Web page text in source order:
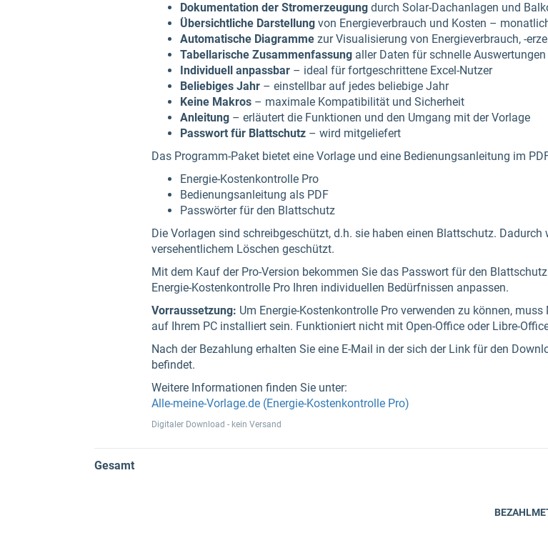
Dokumentation der Stromerzeugung durch Solar-Dachanlagen und
Übersichtliche Darstellung von Energieverbrauch und Kosten –
Automatische Diagramme zur Visualisierung von Energieverbrauch, -
Tabellarische Zusammenfassung aller Daten für schnelle Auswertungen
Individuell anpassbar – ideal für fortgeschrittene Excel-Nutzer
Beliebiges Jahr – einstellbar auf jedes beliebige Jahr
Keine Makros – maximale Kompatibilität und Sicherheit
Anleitung – erläutert die Funktionen und den Umgang mit der Vorlage
Passwort für Blattschutz – wird mitgeliefert
Das Programm-Paket bietet eine Vorlage und eine Bedienungsanleitung im
Energie-Kostenkontrolle Pro
Bedienungsanleitung als PDF
Passwörter für den Blattschutz
Die Vorlagen sind schreibgeschützt, d.h. sie haben einen Blattschutz.
versehentlichem Löschen geschützt.
Mit dem Kauf der Pro-Version bekommen Sie das Passwort für den
Energie-Kostenkontrolle Pro Ihren individuellen Bedürfnissen anpassen.
Vorraussetzung: Um Energie-Kostenkontrolle Pro verwenden zu können,
auf Ihrem PC installiert sein. Funktioniert nicht mit Open-Office oder Libre-
Nach der Bezahlung erhalten Sie eine E-Mail in der sich der Link für den
befindet.
Weitere Informationen finden Sie unter:
Alle-meine-Vorlage.de (Energie-Kostenkontrolle Pro)
Digitaler Download - kein Versand
Gesamt